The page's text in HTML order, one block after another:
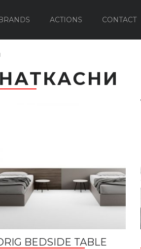
ACTIONS CONTACT
BEDSIDE TABLE